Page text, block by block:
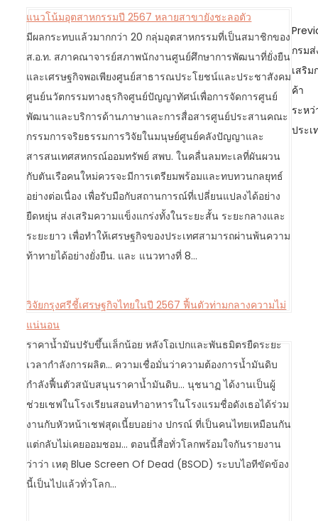
แนวโน้มอุตสาหกรรมปี 2567 หลายสาขายังชะลอตัว
มีผลกระทบแล้วมากกว่า 20 กลุ่มอุตสาหกรรมที่เป็นสมาชิกของ
ส.อ.ท. สภาคณาจารย์สภาพนักงานศูนย์ศึกษาการพัฒนาที่ยั่งยืน
และเศรษฐกิจพอเพียงศูนย์สาธารณประโยชน์และประชาสังคม
ศูนย์นวัตกรรมทางธุรกิจศูนย์ปัญญาทัศน์เพื่อการจัดการศูนย์
พัฒนาและบริการด้านภาษาและการสื่อสารศูนย์ประสานคณะ
กรรมการจริยธรรมการวิจัยในมนุษย์ศูนย์คลังปัญญาและ
สารสนเทศสหกรณ์ออมทรัพย์ สพบ. ในคลื่นลมทะเลที่ผันผวน
กับตันเรือคนใหม่ควรจะมีการเตรียมพร้อมและทบทวนกลยุทธ์
อย่างต่อเนื่อง เพื่อรับมือกับสถานการณ์ที่เปลี่ยนแปลงได้อย่าง
ยืดหยุ่น ส่งเสริมความแข็งแกร่งทั้งในระยะสั้น ระยะกลางและ
ระยะยาว เพื่อทำให้เศรษฐกิจของประเทศสามารถผ่านพ้นความ
ท้าทายได้อย่างยั่งยืน. และ แนวทางที่ 8…
วิจัยกรุงศรีชี้เศรษฐกิจไทยในปี 2567 ฟื้นตัวท่ามกลางความไม่
แน่นอน
ราคาน้ำมันปรับขึ้นเล็กน้อย หลังโอเปกและพันธมิตรยืดระยะ
เวลากำลังการผลิต... ความเชื่อมั่นว่าความต้องการน้ำมันดิบ
กำลังฟื้นตัวสนับสนุนราคาน้ำมันดิบ... นุชนาฏ ได้งานเป็นผู้
ช่วยเชฟในโรงเรียนสอนทําอาหารในโรงแรมชื่อดังเธอได้ร่วม
งานกับหัวหน้าเชฟสุดเนี้ยบอย่าง ปกรณ์ ที่เป็นคนไทยเหมือนกัน
แต่กลับไม่เคยออมชอม... ตอนนี้สื่อทั่วโลกพร้อมใจกันรายงาน
ว่าว่า เหตุ Blue Screen Of Dead (BSOD) ระบบไอทีขัดข้อง
นี้เป็นไปแล้วทั่วโลก…
P
t
n
a
v
i
g
a
t
i
o
กรมส่
เสริม
ค้า
ระหว่
ประเ